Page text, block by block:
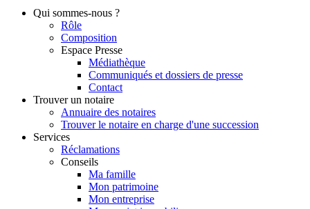
Qui sommes-nous ?
Rôle
Composition
Espace Presse
Médiathèque
Communiqués et dossiers de presse
Contact
Trouver un notaire
Annuaire des notaires
Trouver le notaire en charge d'une succession
Services
Réclamations
Conseils
Ma famille
Mon patrimoine
Mon entreprise